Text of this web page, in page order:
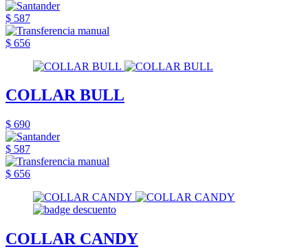
$ 587
$ 656
COLLAR BULL
$ 690
$ 587
$ 656
COLLAR CANDY